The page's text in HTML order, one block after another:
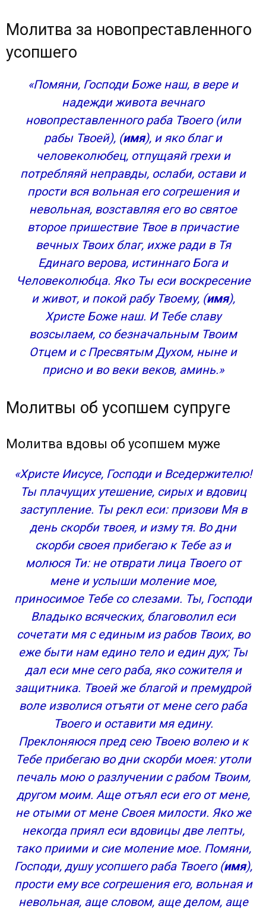
Молитва за новопреставленного
усопшего
«Помяни, Господи Боже наш, в вере и
надежди живота вечнаго
новопреставленного раба Твоего (или
рабы Твоей), (имя), и яко благ и
человеколюбец, отпущаяй грехи и
потребляяй неправды, ослаби, остави и
прости вся вольная его согрешения и
невольная, возставляя его во святое
второе пришествие Твое в причастие
вечных Твоих благ, ихже ради в Тя
Единаго верова, истиннаго Бога и
Человеколюбца. Яко Ты еси воскресение
и живот, и покой рабу Твоему, (имя),
Христе Боже наш. И Тебе славу
возсылаем, со безначальным Твоим
Отцем и с Пресвятым Духом, ныне и
присно и во веки веков, аминь.»
Молитвы об усопшем супруге
Молитва вдовы об усопшем муже
«Христе Иисусе, Господи и Вседержителю!
Ты плачущих утешение, сирых и вдовиц
заступление. Ты рекл еси: призови Мя в
день скорби твоея, и изму тя. Во дни
скорби своея прибегаю к Тебе аз и
молюся Ти: не отврати лица Твоего от
мене и услыши моление мое,
приносимое Тебе со слезами. Ты, Господи
Владыко всяческих, благоволил еси
сочетати мя с единым из рабов Твоих, во
еже быти нам едино тело и един дух; Ты
дал еси мне сего раба, яко сожителя и
защитника. Твоей же благой и премудрой
воле изволися отъяти от мене сего раба
Твоего и оставити мя едину.
Преклоняюся пред сею Твоею волею и к
Тебе прибегаю во дни скорби моея: утоли
печаль мою о разлучении с рабом Твоим,
другом моим. Аще отъял еси его от мене,
не отыми от мене Своея милости. Яко же
некогда приял еси вдовицы две лепты,
тако приими и сие моление мое. Помяни,
Господи, душу усопшего раба Твоего (имя),
прости ему все согрешения его, вольная и
невольная, аще словом, аще делом, аще